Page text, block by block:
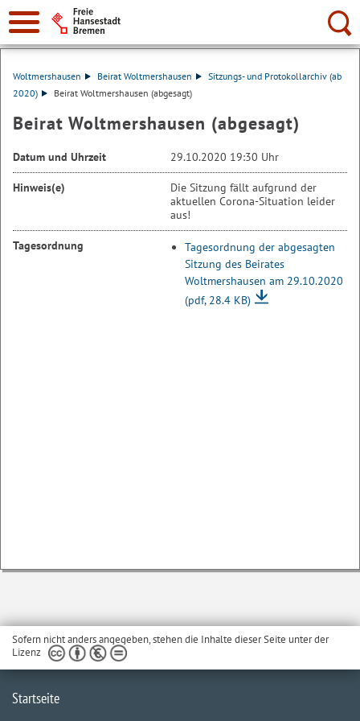
Suche:
Woltmershausen Beirat Woltmershausen
Sitzungs- und Protokollarchiv (ab
2020)
Beirat Woltmershausen (abgesagt)
Beirat Woltmershausen (abgesagt)
Datum und Uhrzeit 29.10.2020 19:30 Uhr
Hinweis(e)
Die Sitzung fällt aufgrund der
aktuellen Corona-Situation leider
aus!
Tagesordnung
Tagesordnung der abgesagten
Sitzung des Beirates
Woltmershausen am 29.10.2020
(pdf, 28.4 KB)
Sofern nicht anders angegeben, stehen die Inhalte dieser Seite unter der
Lizenz
Startseite